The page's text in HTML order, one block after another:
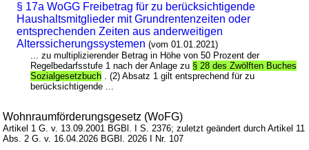
§ 17a WoGG Freibetrag für zu berücksichtigende
Haushaltsmitglieder mit Grundrentenzeiten oder
entsprechenden Zeiten aus anderweitigen
Alterssicherungssystemen (vom 01.01.2021)
... zu multiplizierender Betrag in Höhe von 50 Prozent der
Regelbedarfsstufe 1 nach der Anlage zu § 28 des Zwölften Buches
Sozialgesetzbuch . (2) Absatz 1 gilt entsprechend für zu
berücksichtigende ...
Wohnraumförderungsgesetz (WoFG)
Artikel 1 G. v. 13.09.2001 BGBl. I S. 2376; zuletzt geändert durch Artikel 11
Abs. 2 G. v. 16.04.2026 BGBl. 2026 I Nr. 107